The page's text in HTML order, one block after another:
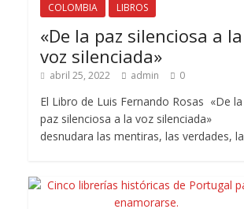
COLOMBIA LIBROS
«De la paz silenciosa a la
voz silenciada»
abril 25, 2022 admin 0
El Libro de Luis Fernando Rosas «De la
paz silenciosa a la voz silenciada»
desnudara las mentiras, las verdades, la